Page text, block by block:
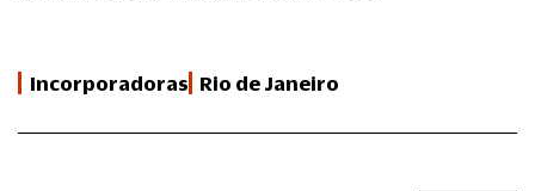
Incorporadoras Rio de Janeiro